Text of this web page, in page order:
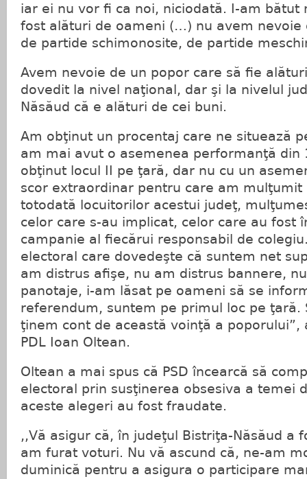
iar ei nu vor fi ca noi, niciodată. I-am bătut
fost alături de oameni (…) nu avem nevoie
de partide schimonosite, de partide
Avem nevoie de un popor care să fie
dovedit la nivel naţional, dar şi la nivelul
Năsăud că e alături de cei buni.
Am obţinut un procentaj care ne situează
am mai avut o asemenea performanţă din
obţinut locul II pe ţară, dar nu cu un
scor extraordinar pentru care am mulţumit
totodată locuitorilor acestui judeţ,
celor care s-au implicat, celor care au fost
campanie al fiecărui responsabil de
electoral care dovedeşte că suntem net
am distrus afişe, nu am distrus bannere,
panotaje, i-am lăsat pe oameni să se
referendum, suntem pe primul loc pe ţară.
ţinem cont de această voinţă a poporului”,
PDL Ioan Oltean.
Oltean a mai spus că PSD încearcă să
electoral prin susţinerea obsesiva a temei
aceste alegeri au fost fraudate.
,,Vă asigur că, în judeţul Bistriţa-Năsăud a
am furat voturi. Nu vă ascund că, ne-am
duminică pentru a asigura o participare